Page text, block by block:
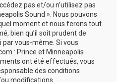
pas et/ou n’utilisez pas
Sound ». Nous pouvons
moment et nous ferons tout
bien qu’il soit prudent de
vous-même. Si vous
: Prince et Minneapolis
ont été effectués, vous
des conditions
modifications.